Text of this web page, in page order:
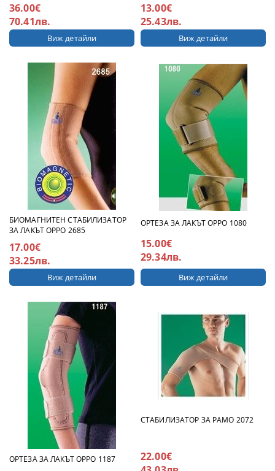
36.00€
70.41лв.
Виж детайли
13.00€
25.43лв.
Виж детайли
БИОМАГНИТЕН СТАБИЛИЗАТОР
ЗА ЛАКЪТ ОРРО 2685
17.00€
33.25лв.
Виж детайли
ОРТЕЗА ЗА ЛАКЪТ ОРРО 1080
15.00€
29.34лв.
Виж детайли
ОРТЕЗА ЗА ЛАКЪТ ОРРО 1187
СТАБИЛИЗАТОР ЗА РАМО 2072
22.00€